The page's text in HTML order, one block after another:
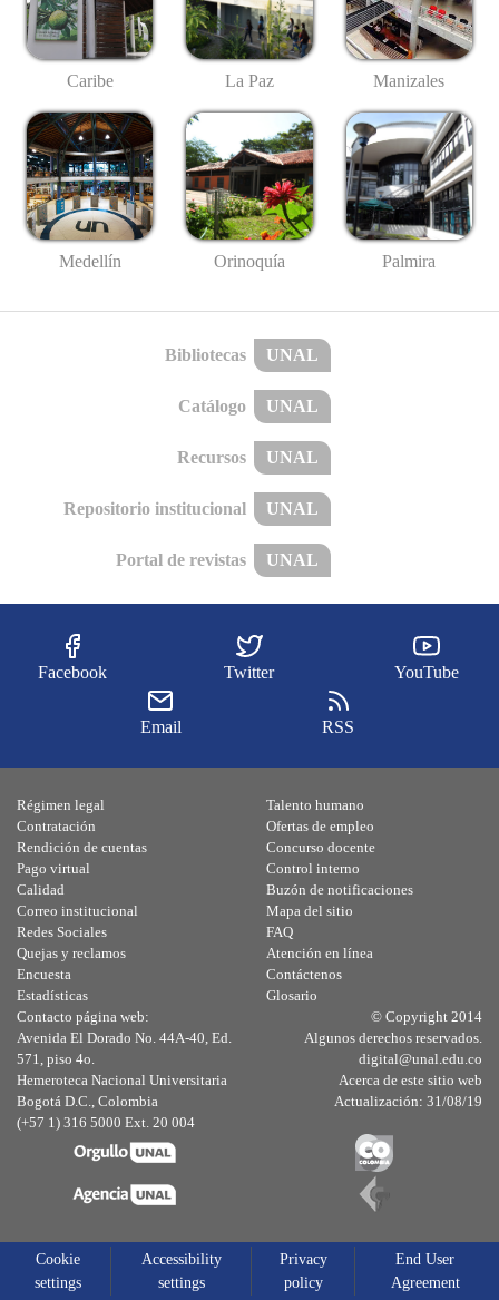
Caribe La Paz Manizales
Medellín Orinoquía Palmira
Bibliotecas UNAL
Catálogo UNAL
Recursos UNAL
Repositorio institucional UNAL
Portal de revistas UNAL
Facebook Twitter YouTube
Email RSS
Régimen legal
Contratación
Rendición de cuentas
Pago virtual
Calidad
Talento humano
Ofertas de empleo
Concurso docente
Control interno
Buzón de notificaciones
Correo institucional
Redes Sociales
Quejas y reclamos
Encuesta
Estadísticas
Mapa del sitio
FAQ
Atención en línea
Contáctenos
Glosario
Contacto página web:
Avenida El Dorado No. 44A-40, Ed.
571, piso 4o.
Hemeroteca Nacional Universitaria
Bogotá D.C., Colombia
(+57 1) 316 5000 Ext. 20 004
© Copyright 2014
Algunos derechos reservados.
digital@unal.edu.co
Acerca de este sitio web
Actualización: 31/08/19
Cookie
settings
Accessibility
settings
Privacy
policy
End User
Agreement